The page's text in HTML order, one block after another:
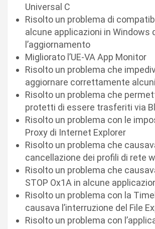
Universal C
Risolto un problema di
alcune applicazioni in Windows
l’aggiornamento
Migliorato l’UE-VA App Monitor
Risolto un problema che
aggiornare correttamente
Risolto un problema che
protetti di essere trasferiti via
Risolto un problema con le
Proxy di Internet Explorer
Risolto un problema che
cancellazione dei profili di rete
Risolto un problema che
STOP Ox1A in alcune
Risolto un problema con la
causava l’interruzione del File
Risolto un problema con